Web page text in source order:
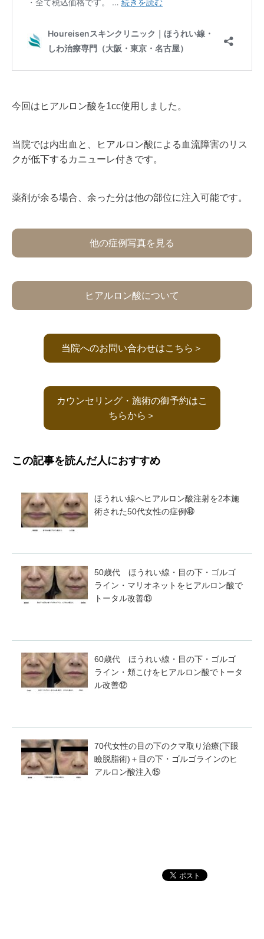
今回はヒアルロン酸を1cc使用しました。
当院では内出血と、ヒアルロン酸による血流障害のリス
クが低下するカニューレ付きです。
薬剤が余る場合、余った分は他の部位に注入可能です。
他の症例写真を見る
ヒアルロン酸について
当院へのお問い合わせはこちら＞
カウンセリング・施術の御予約はこ
ちらから＞
この記事を読んだ人におすすめ
ほうれい線へヒアルロン酸注射を2本施
術された50代女性の症例㊽
50歳代 ほうれい線・目の下・ゴルゴ
ライン・マリオネットをヒアルロン酸で
トータル改善⑬
60歳代 ほうれい線・目の下・ゴルゴ
ライン・頬こけをヒアルロン酸でトータ
ル改善⑫
70代女性の目の下のクマ取り治療(下眼
瞼脱脂術)＋目の下・ゴルゴラインのヒ
アルロン酸注入⑮